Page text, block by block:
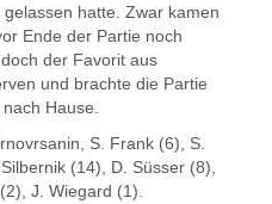
hatte. Zwar kamen
Ende der Partie noch
der Favorit aus
und brachte die Partie
Hause.
S. Frank (6), S.
(14), D. Süsser (8),
J. Wiegard (1).